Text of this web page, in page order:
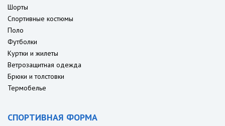
Шорты
Спортивные костюмы
Поло
Футболки
Куртки и жилеты
Ветрозащитная одежда
Брюки и толстовки
Термобелье
СПОРТИВНАЯ ФОРМА